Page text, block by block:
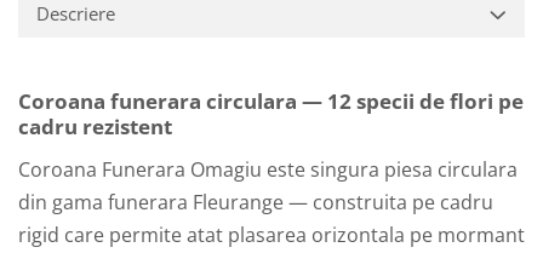
Descriere
Coroana funerara circulara — 12 specii de flori pe
cadru rezistent
Coroana Funerara Omagiu este singura piesa circulara
din gama funerara Fleurange — construita pe cadru
rigid care permite atat plasarea orizontala pe mormant